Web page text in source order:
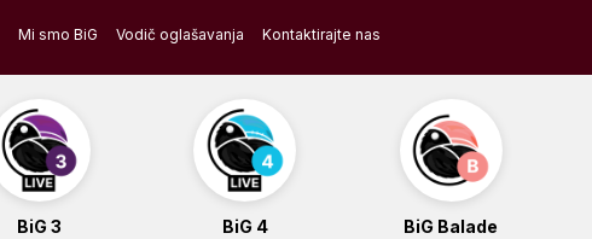
Mi smo BiG Vodič oglašavanja Kontaktirajte nas
BiG 3 BiG 4 BiG Balade